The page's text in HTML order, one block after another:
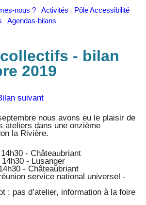
nous ? Activités Pôle Accessibilité
Agendas-bilans
- bilan
2019
suivant
nous avons eu le plaisir de
ateliers dans une onzième
la Rivière.
- Châteaubriant
- Lusanger
- Châteaubriant
service national universel -
: pas d’atelier, information à la foire